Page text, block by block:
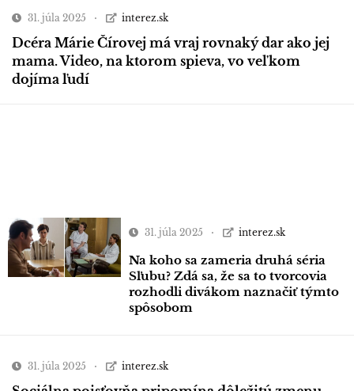
31. júla 2025 interez.sk
Dcéra Márie Čírovej má vraj rovnaký dar ako jej
mama. Video, na ktorom spieva, vo veľkom
dojíma ľudí
31. júla 2025 interez.sk
Na koho sa zameria druhá séria
Sľubu? Zdá sa, že sa to tvorcovia
rozhodli divákom naznačiť týmto
spôsobom
31. júla 2025 interez.sk